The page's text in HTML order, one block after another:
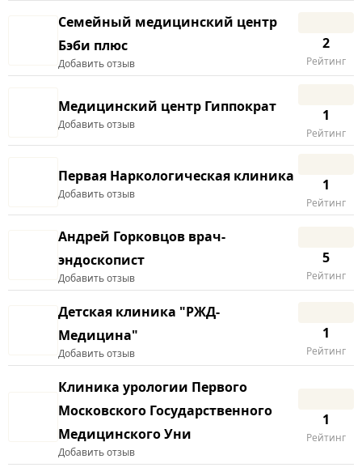
Семейный медицинский центр
Бэби плюс
Добавить отзыв
2
Рейтинг
Медицинский центр Гиппократ
Добавить отзыв
1
Рейтинг
Первая Наркологическая клиника
Добавить отзыв
1
Рейтинг
Андрей Горковцов врач-
эндоскопист
Добавить отзыв
5
Рейтинг
Детская клиника "РЖД-
Медицина"
Добавить отзыв
1
Рейтинг
Клиника урологии Первого
Московского Государственного
Медицинского Уни
Добавить отзыв
1
Рейтинг